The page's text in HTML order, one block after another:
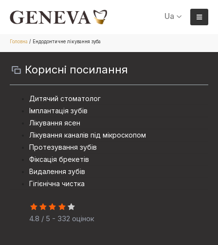
Ua
Головна / Ендодонтичне лікування зуба
Корисні посилання
Дитячий стоматолог
Імплантація зубів
Лікування ясен
Лікування каналів під мікроскопом
Протезування зубiв
Фіксація брекетів
Видалення зубів
Гігієнічна чистка
4.8 / 5 - 332 оцінок